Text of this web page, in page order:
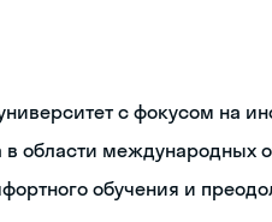
с фокусом на
в области международных
обучения и